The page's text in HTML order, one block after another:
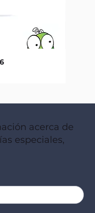
acerca de
especiales,